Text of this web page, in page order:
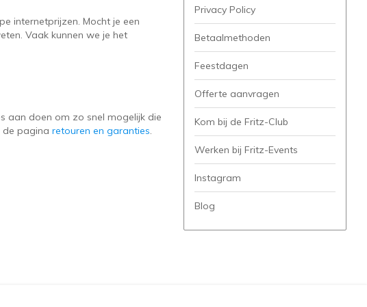
internetprijzen. Mocht je een
Vaak kunnen we je het
aan doen om zo snel mogelijk die
de pagina retouren en garanties
Privacy Policy
Betaalmethoden
Feestdagen
Offerte aanvragen
Kom bij de Fritz-Club
Werken bij Fritz-Events
Instagram
Blog